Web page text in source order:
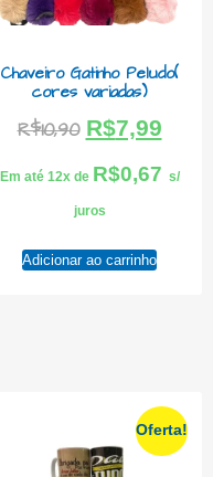
Chaveiro Gatinho Peludo(
cores variadas)
R$10,90 R$7,99
Em até 12x de R$0,67 s/
juros
Adicionar ao carrinho
Oferta!